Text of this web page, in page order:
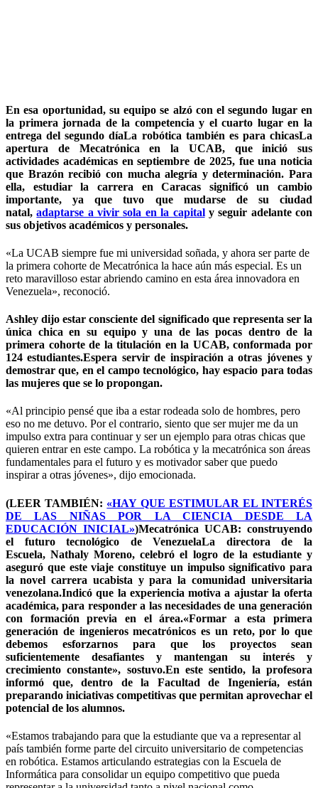
En esa oportunidad, su equipo se alzó con el segundo lugar en
la primera jornada de la competencia y el cuarto lugar en la
entrega del segundo díaLa robótica también es para chicasLa
apertura de Mecatrónica en la UCAB, que inició sus
actividades académicas en septiembre de 2025, fue una noticia
que Brazón recibió con mucha alegría y determinación. Para
ella, estudiar la carrera en Caracas significó un cambio
importante, ya que tuvo que mudarse de su ciudad
natal,adaptarse a vivir sola en la capitaly seguir adelante con
sus objetivos académicos y personales.
«La UCAB siempre fue mi universidad soñada, y ahora ser parte de
la primera cohorte de Mecatrónica la hace aún más especial. Es un
reto maravilloso estar abriendo camino en esta área innovadora en
Venezuela», reconoció.
Ashley dijo estar consciente del significado que representa ser la
única chica en su equipo y una de las pocas dentro de la
primera cohorte de la titulación en la UCAB, conformada por
124 estudiantes.Espera servir de inspiración a otras jóvenes y
demostrar que, en el campo tecnológico, hay espacio para todas
las mujeres que se lo propongan.
«Al principio pensé que iba a estar rodeada solo de hombres, pero
eso no me detuvo. Por el contrario, siento que ser mujer me da un
impulso extra para continuar y ser un ejemplo para otras chicas que
quieren entrar en este campo. La robótica y la mecatrónica son áreas
fundamentales para el futuro y es motivador saber que puedo
inspirar a otras jóvenes», dijo emocionada.
(LEER TAMBIÉN: «HAY QUE ESTIMULAR EL INTERÉS
DE LAS NIÑAS POR LA CIENCIA DESDE LA
EDUCACIÓN INICIAL»)Mecatrónica UCAB: construyendo
el futuro tecnológico de VenezuelaLa directora de la
Escuela, Nathaly Moreno, celebró el logro de la estudiante y
aseguró que este viaje constituye un impulso significativo para
la novel carrera ucabista y para la comunidad universitaria
venezolana.Indicó que la experiencia motiva a ajustar la oferta
académica, para responder a las necesidades de una generación
con formación previa en el área.«Formar a esta primera
generación de ingenieros mecatrónicos es un reto, por lo que
debemos esforzarnos para que los proyectos sean
suficientemente desafiantes y mantengan su interés y
crecimiento constante», sostuvo.En este sentido, la profesora
informó que, dentro de la Facultad de Ingeniería, están
preparando iniciativas competitivas que permitan aprovechar el
potencial de los alumnos.
«Estamos trabajando para que la estudiante que va a representar al
país también forme parte del circuito universitario de competencias
en robótica. Estamos articulando estrategias con la Escuela de
Informática para consolidar un equipo competitivo que pueda